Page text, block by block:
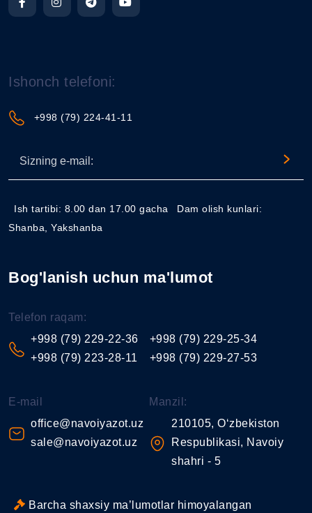
Ishonch telefoni:
+998 (79) 224-41-11
Ish tartibi: 8.00 dan 17.00 gacha
Dam olish kunlari:
Shanba, Yakshanba
Bog'lanish uchun ma'lumot
Telefon raqam:
+998 (79) 229-22-36
+998 (79) 223-28-11
+998 (79) 229-25-34
+998 (79) 229-27-53
E-mail
office@navoiyazot.uz
sale@navoiyazot.uz
Manzil:
210105, O‘zbekiston
Respublikasi, Navoiy
shahri - 5
Barcha shaxsiy ma’lumotlar himoyalangan